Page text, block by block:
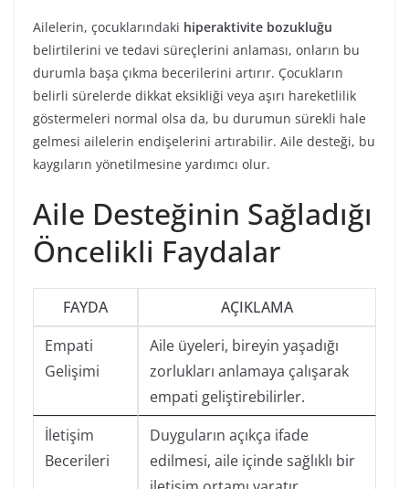
Ailelerin, çocuklarındaki hiperaktivite bozukluğu
belirtilerini ve tedavi süreçlerini anlaması, onların bu
durumla başa çıkma becerilerini artırır. Çocukların
belirli sürelerde dikkat eksikliği veya aşırı hareketlilik
göstermeleri normal olsa da, bu durumun sürekli hale
gelmesi ailelerin endişelerini artırabilir. Aile desteği, bu
kaygıların yönetilmesine yardımcı olur.
Aile Desteğinin Sağladığı
Öncelikli Faydalar
FAYDA
AÇIKLAMA
Empati
Gelişimi
Aile üyeleri, bireyin yaşadığı
zorlukları anlamaya çalışarak
empati geliştirebilirler.
İletişim
Becerileri
Duyguların açıkça ifade
edilmesi, aile içinde sağlıklı bir